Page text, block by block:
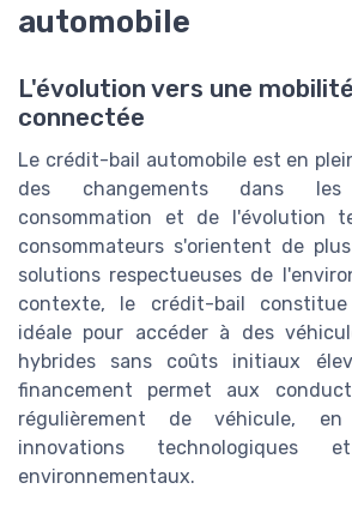
automobile
L'évolution vers une
connectée
Le crédit-bail automobile est en
des changements dans
consommation et de l'évolution
consommateurs s'orientent de
solutions respectueuses de
contexte, le crédit-bail
idéale pour accéder à des
hybrides sans coûts initiaux
financement permet aux
régulièrement de véhicule,
innovations technologiques
environnementaux.